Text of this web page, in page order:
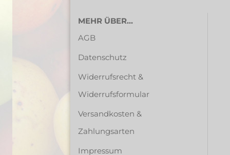
MEHR ÜBER...
AGB
Datenschutz
Widerrufsrecht &
Widerrufsformular
Versandkosten &
Zahlungsarten
Impressum